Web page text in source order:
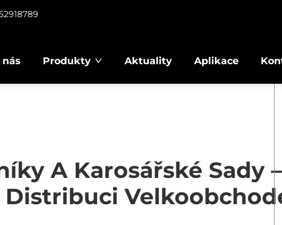
Produkty Aktuality Aplikace
A Karosářské Sady
Distribuci